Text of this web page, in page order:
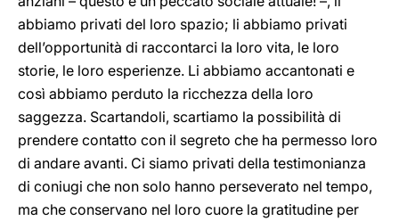
abbiamo privati del loro spazio; li abbiamo privati
dell’opportunità di raccontarci la loro vita, le loro
storie, le loro esperienze. Li abbiamo accantonati e
così abbiamo perduto la ricchezza della loro
saggezza. Scartandoli, scartiamo la possibilità di
prendere contatto con il segreto che ha permesso loro
di andare avanti. Ci siamo privati della testimonianza
di coniugi che non solo hanno perseverato nel tempo,
ma che conservano nel loro cuore la gratitudine per